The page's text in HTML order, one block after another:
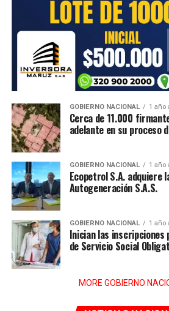
GOBIERNO NACIONAL 1 año
Cerca de 11.000
adelante en su proceso
GOBIERNO NACIONAL 1 año
Ecopetrol S.A. adquiere
Autogeneración S.A.S.
GOBIERNO NACIONAL 1 año
Inician las
de Servicio Social
MORE GOBIERNO